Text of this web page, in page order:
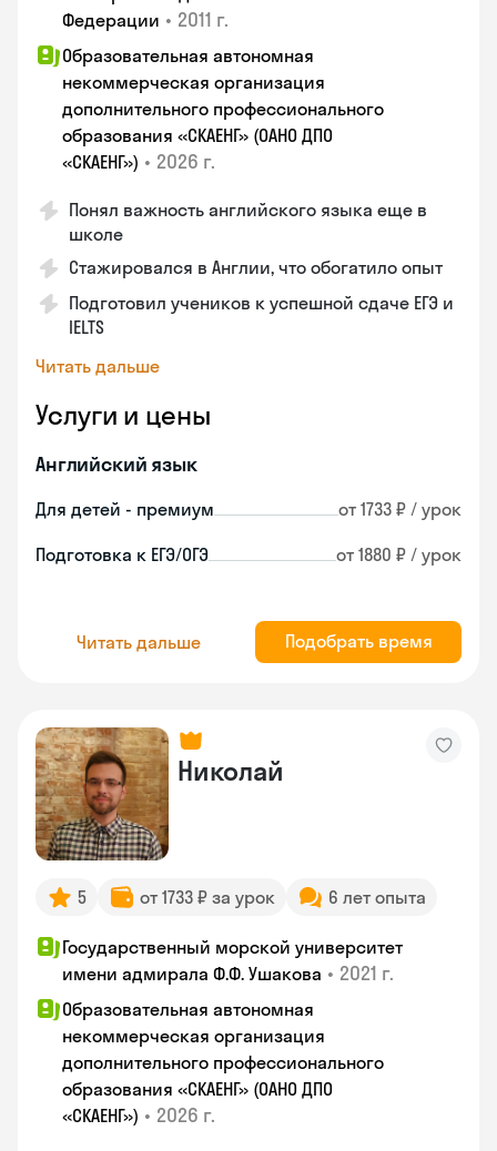
Федерации • 2011 г.
Образовательная автономная
некоммерческая организация
дополнительного профессионального
образования «СКАЕНГ» (ОАНО ДПО
«СКАЕНГ») • 2026 г.
Понял важность английского языка еще в
школе
Стажировался в Англии, что обогатило опыт
Подготовил учеников к успешной сдаче ЕГЭ и
IELTS
Читать дальше
Услуги и цены
Английский язык
Для детей - премиум от 1733 ₽ / урок
Подготовка к ЕГЭ/ОГЭ от 1880 ₽ / урок
Читать дальше Подобрать время
Николай
5 от 1733 ₽ за урок 6 лет опыта
Государственный морской университет
имени адмирала Ф.Ф. Ушакова • 2021 г.
Образовательная автономная
некоммерческая организация
дополнительного профессионального
образования «СКАЕНГ» (ОАНО ДПО
«СКАЕНГ») • 2026 г.